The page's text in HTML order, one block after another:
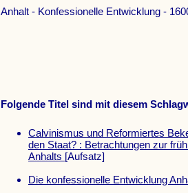
Anhalt - Konfessionelle Entwicklung -
Folgende Titel sind mit diesem
Calvinismus und Reformiertes
den Staat? : Betrachtungen zur
Anhalts [Aufsatz]
Die konfessionelle Entwicklung